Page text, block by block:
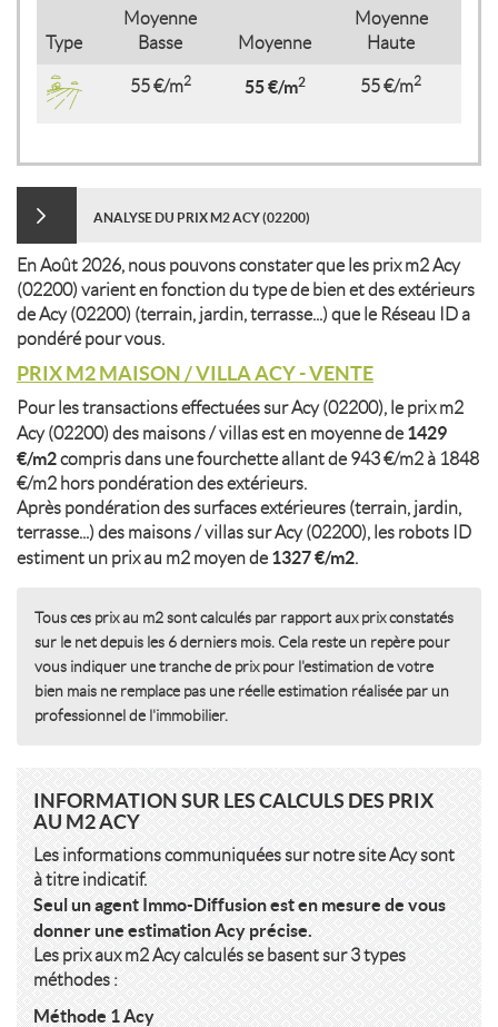
Type
Moyenne
Basse
Moyenne
Moyenne
Haute
55 €/m2 55 €/m2 55 €/m2
ANALYSE DU PRIX M2 ACY (02200)
En Août 2026, nous pouvons constater que les prix m2 Acy
(02200) varient en fonction du type de bien et des extérieurs
de Acy (02200) (terrain, jardin, terrasse...) que le Réseau ID a
pondéré pour vous.
PRIX M2 MAISON / VILLA ACY - VENTE
Pour les transactions effectuées sur Acy (02200), le prix m2
Acy (02200) des maisons / villas est en moyenne de 1429
€/m2compris dans une fourchette allant de 943 €/m2 à 1848
€/m2 hors pondération des extérieurs.
Après pondération des surfaces extérieures (terrain, jardin,
terrasse...) des maisons / villas sur Acy (02200), les robots ID
estiment un prix au m2 moyen de 1327 €/m2.
Tous ces prix au m2 sont calculés par rapport aux prix constatés
sur le net depuis les 6 derniers mois. Cela reste un repère pour
vous indiquer une tranche de prix pour l'estimation de votre
bien mais ne remplace pas une réelle estimation réalisée par un
professionnel de l'immobilier.
INFORMATION SUR LES CALCULS DES PRIX
AU M2 ACY
Les informations communiquées sur notre site Acy sont
à titre indicatif.
Seul un agent Immo-Diffusion est en mesure de vous
donner une estimation Acy précise.
Les prix aux m2 Acy calculés se basent sur 3 types
méthodes :
Méthode 1 Acy